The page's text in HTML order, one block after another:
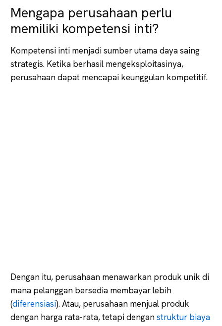
Mengapa perusahaan perlu
memiliki kompetensi inti?
Kompetensi inti menjadi sumber utama daya saing
strategis. Ketika berhasil mengeksploitasinya,
perusahaan dapat mencapai keunggulan kompetitif.
Dengan itu, perusahaan menawarkan produk unik di
mana pelanggan bersedia membayar lebih
(diferensiasi). Atau, perusahaan menjual produk
dengan harga rata-rata, tetapi denganstruktur biaya